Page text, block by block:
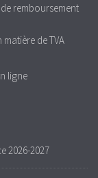
remboursement
matière de TVA
ligne
2026-2027